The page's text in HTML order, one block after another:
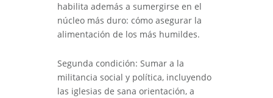
habilita además a sumergirse en el
núcleo más duro: cómo asegurar la
alimentación de los más humildes.
Segunda condición: Sumar a la
militancia social y política, incluyendo
las iglesias de sana orientación, a